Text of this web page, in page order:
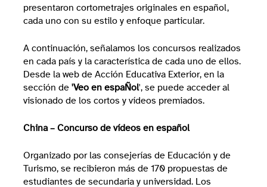
presentaron cortometrajes originales en español,
cada uno con su estilo y enfoque particular.
A continuación, señalamos los concursos realizados
en cada país y la característica de cada uno de ellos.
Desde la web de Acción Educativa Exterior, en la
sección de 'Veo en espaÑol', se puede acceder al
visionado de los cortos y vídeos premiados.
China – Concurso de vídeos en español
Organizado por las consejerías de Educación y de
Turismo, se recibieron más de 170 propuestas de
estudiantes de secundaria y universidad. Los